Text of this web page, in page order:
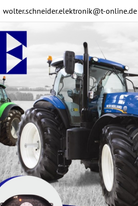
wolter.schneider.elektronik@t-online.de